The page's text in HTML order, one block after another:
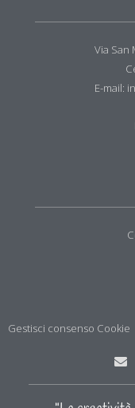
Via San
E-mail:
Gestisci consenso Cookie
n
e
l